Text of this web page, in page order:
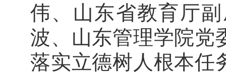
伟、山东省教育厅
波、山东管理学院党
落实立德树人根本任